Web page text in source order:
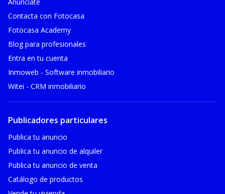
Contacta con Fotocasa
Fotocasa Academy
Blog para profesionales
Entra en tu cuenta
Inmoweb - Software inmobiliario
Witei - CRM inmobiliario
Publicadores particulares
Publica tu anuncio
Publica tu anuncio de alquiler
Publica tu anuncio de venta
Catálogo de productos